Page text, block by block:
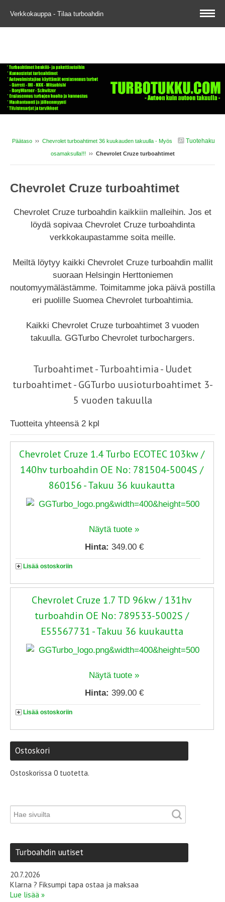
Verkkokauppa - Tilaa turboahdin
Tuotehaku
Päätaso›› Chevrolet turboahtimet 36 kuukauden takuulla - Myös
osamaksulla!!! ›› Chevrolet Cruze turboahtimet
Chevrolet Cruze turboahtimet
Chevrolet Cruze turboahdin kaikkiin malleihin. Jos et
löydä sopivaa Chevrolet Cruze turboahdinta
verkkokaupastamme soita meille.
Meiltä löytyy kaikki Chevrolet Cruze turboahdin mallit
suoraan Helsingin Herttoniemen
noutomyymälästämme. Toimitamme joka päivä postilla
eri puolille Suomea Chevrolet turboahtimia.
Kaikki Chevrolet Cruze turboahtimet 3 vuoden
takuulla. GGTurbo Chevrolet turbochargers.
Turboahtimet - Turboahtimia - Uudet
turboahtimet - GGTurbo uusioturboahtimet 3-
5 vuoden takuulla
Tuotteita yhteensä 2 kpl
Chevrolet Cruze 1.4 Turbo ECOTEC 103kw /
140hv turboahdin OE No: 781504-5004S /
860156 - Takuu 36 kuukautta
Näytä tuote »
Hinta: 349.00 €
Lisää ostoskoriin
Chevrolet Cruze 1.7 TD 96kw / 131hv
turboahdin OE No: 789533-5002S /
E55567731 - Takuu 36 kuukautta
Näytä tuote »
Hinta: 399.00 €
Lisää ostoskoriin
Ostoskori
Ostoskorissa 0 tuotetta.
Turboahdin uutiset
20.7.2026
Klarna ? Fiksumpi tapa ostaa ja maksaa
Lue lisää »